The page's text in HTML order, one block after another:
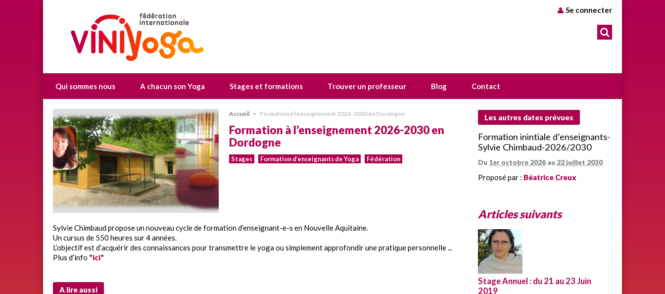
Se connecter
Qui sommes nous A chacun son Yoga Stages et formations Trouver un professeur Blog Contact
Accueil > Formation à l’enseignement 2026-2030 en Dordogne
Formation à l’enseignement 2026-2030 en
Dordogne
Stages Formation d’enseignants de Yoga Fédération
Sylvie Chimbaud propose un nouveau cycle de formation d’enseignant-e-s en Nouvelle Aquitaine.
Un cursus de 550 heures sur 4 années.
L’objectif est d’acquérir des connaissances pour transmettre le yoga ou simplement approfondir une pratique personnelle ...
Plus d’info "ici"
A lire aussi
Les autres dates prévues
Formation inintiale d’enseignants-
Sylvie Chimbaud-2026/2030
Du 1er octobre 2026 au 22 juillet 2030
Proposé par : Béatrice Creux
Articles suivants
Stage Annuel : du 21 au 23 Juin
2019